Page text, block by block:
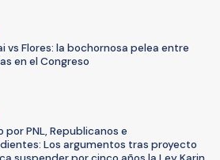
vs Flores: la bochornosa pelea entre
en el Congreso
por PNL, Republicanos e
Los argumentos tras proyecto